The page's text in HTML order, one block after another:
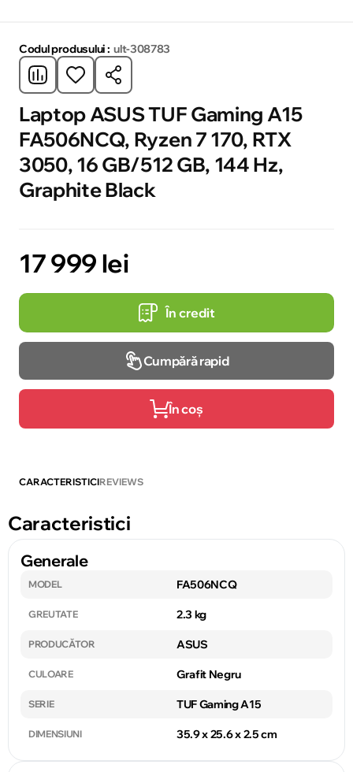
Codul produsului : ult-308783
Laptop ASUS TUF Gaming A15
FA506NCQ, Ryzen 7 170, RTX
3050, 16 GB/512 GB, 144 Hz,
Graphite Black
17 999 lei
În credit
Cumpără rapid
În coș
CARACTERISTICIREVIEWS
Caracteristici
Generale
MODEL FA506NCQ
GREUTATE 2.3 kg
PRODUCĂTOR ASUS
CULOARE Grafit Negru
SERIE TUF Gaming A15
DIMENSIUNI 35.9 x 25.6 x 2.5 cm